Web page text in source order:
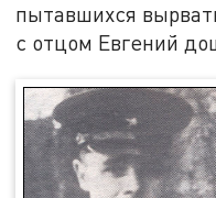
пытавшихся
с отцом Евгений